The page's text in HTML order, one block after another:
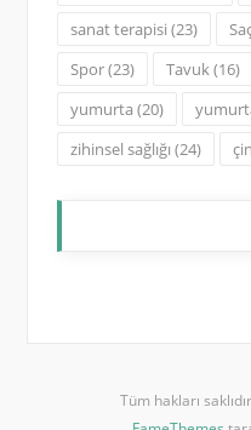
sanat terapisi (23)
Spor(23) Tavuk(16)
yumurta (20)
zihinsel sağlığı (24)
Tüm hakları